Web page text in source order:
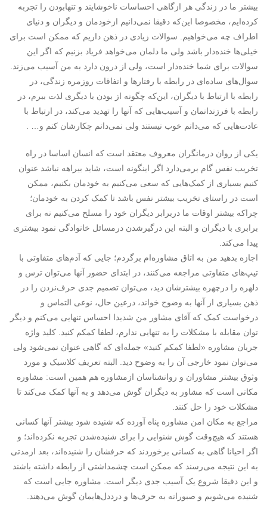
بیشتر ما در زندگی هر ازگاهی احساسات ناخوشایند و تنهابودن را تجربه
کرده‌ایم، مخصوصا این‌که دقیقا نمی‌دانیم ازخودمان و دیگران و دنیای
اطراف چه می‌خواهیم. سوالات زیادی در ذهن داریم که ممکن است برای
خیلی‌ها خنده‌دار باشد ولی ما دلمان می‌خواهد فریاد بزنیم که اگر این
سوالات برای شما خنده‌دار است، ولی از درون دارد به من آسیب می‌زند.
سوال‌های ساده‌ای در رابطه با رفتارها و اتفاقات روزمره زندگی، در
رابطه با ارتباط با دیگران، این‌که چگونه از بودن با دیگری لذت ببرم، در
رابطه با فرزندانمان و آسیب‌هایی که آنها را تهدید می‌کند، در ارتباط با
عادت‌هایی که می‌دانم خوب نیستند ولی نمی‌دانم چکارشان کنم و… .
یکی از روان درمانگران معروف معتقد است که انسان اساسا در راه
تخریب نفس گام برمی‌دارد اگر اینگونه است، شاید بیراهه نباشد عنوان
کنیم بسیاری از کمک‌هایی که سعی می‌کنیم به خودمان بکنیم، ممکن
است در راستای تخریب بیشتر نفس باشد تا کمک‌ کردن به خودمان؛
چراکه بیشتر اوقات ما دربرابر دیگران خود را مسلح می‌کنیم نه برای
برابری با دیگران و البته این درگیرشدن درمسائل خانوادگی نمود بیشتری
پیدا می‌کند.
اجازه بدهید من به اتاق مشاوره‌ام برگردم؛ جایی که آدم‌های متفاوتی با
تیپ‌های متفاوتی مراجعه می‌کنند، در ابتدای حضور آنها می‌توان ترس و
دلهره را درچهره بیشترشان دید، می‌توان تصمیم جدی حرف‌نزدن را در
ذهن بسیاری از آنها به وضوح خواند، درعین حال، نوعی التماس و
درخواست کمک که آقای مشاور من شدیدا احساس تنهایی می‌کنم و دیگر
توان مقابله با مشکلات را به تنهایی ندارم، لطفا کمکم کنید. کلید واژه
جریان مشاوره «لطفا کمکم کنید» جمله‌ای که گاهی عنوان نمی‌شود ولی
می‌توان نمود خارجی آن را به وضوح دید. البته تعریف کلاسیک و مورد
وثوق بیشتر مشاوران و روانشناسان ازمشاوره هم همین است: مشاوره
مکانی است که مشاور به دیگران گوش می‌دهد و به آنها کمک می‌کند تا
مشکلات خود را حل کنند.
مراجع به مکان امن مشاوره پناه آورده که شنیده شود بیشتر آنها کسانی
هستند که هیچ‌وقت گوش شنوایی را برای شنیده‌شدن تجربه نکرده‌اند؛ و
اگر احیانا گاهی به کسانی برخوردند که حرفشان را شنیده‌اند، بعد ازمدتی
به این نتیجه می‌رسند که ممکن است چشمداشتی از رابطه داشته باشند
و این دقیقا شروع یک آسیب جدی دیگر است. مشاوره جایی است که
شنیده می‌شویم و صبورانه به حرف‌ها و درددل‌هایمان گوش می‌دهند.